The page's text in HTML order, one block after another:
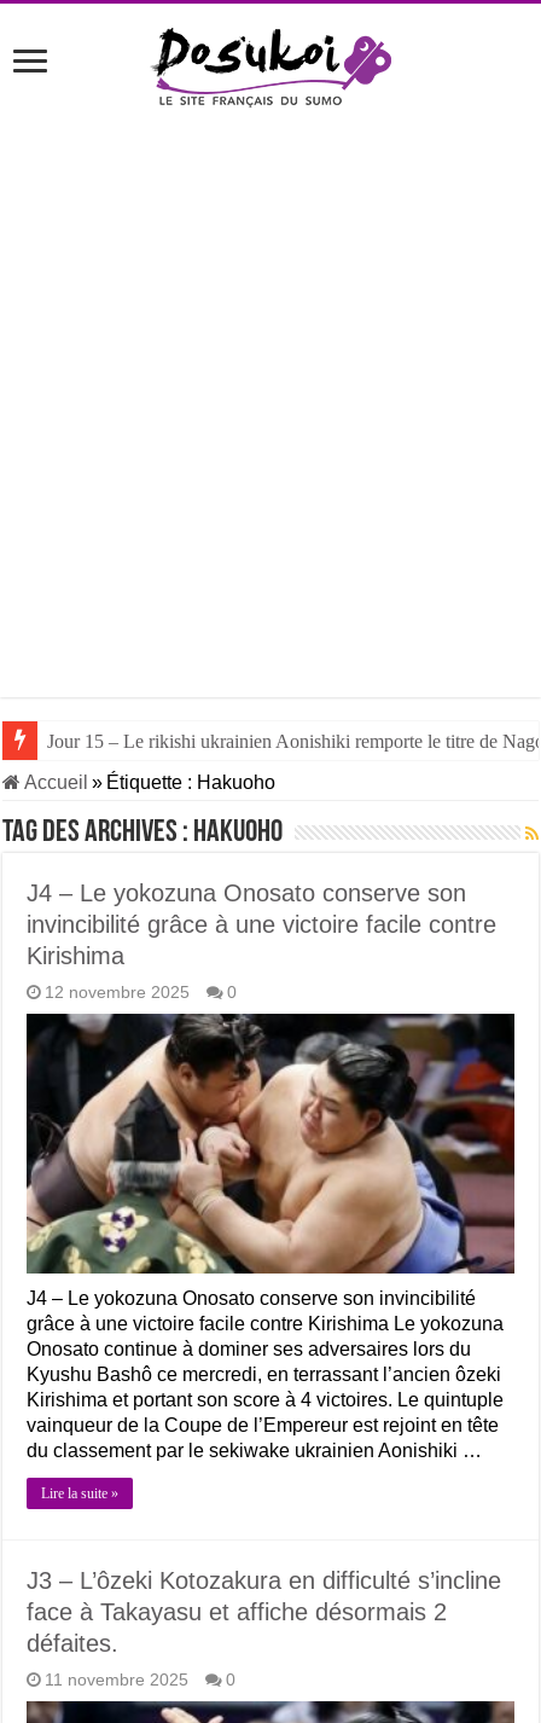
Jour 15 – Le rikishi ukrainien Aonishiki remporte le titre de
Jour 14 – Aonishiki triomphe de Takerufuji et se rapproche du
Accueil » Étiquette : Hakuoho
Tag des archives : Hakuoho
J4 – Le yokozuna Onosato conserve son
invincibilité grâce à une victoire facile contre
Kirishima
12 novembre 2025 0
J4 – Le yokozuna Onosato conserve son invincibilité
grâce à une victoire facile contre Kirishima Le yokozuna
Onosato continue à dominer ses adversaires lors du
Kyushu Bashô ce mercredi, en terrassant l’ancien ôzeki
Kirishima et portant son score à 4 victoires. Le quintuple
vainqueur de la Coupe de l’Empereur est rejoint en tête
du classement par le sekiwake ukrainien Aonishiki …
Lire la suite »
J3 – L’ôzeki Kotozakura en difficulté s’incline
face à Takayasu et affiche désormais 2
défaites.
11 novembre 2025 0